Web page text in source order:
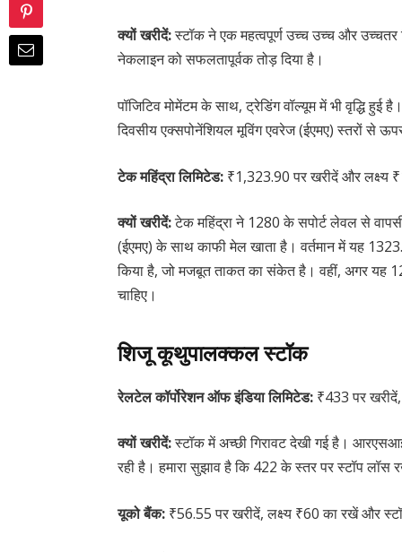
क्यों खरीदें:स्टॉक ने एक महत्वपूर्ण उच्च उच्च और उच्चतर
नेकलाइन को सफलतापूर्वक तोड़ दिया है।
पॉजिटिव मोमेंटम के साथ, ट्रेडिंग वॉल्यूम में भी वृद्धि
दिवसीय एक्सपोनेंशियल मूविंग एवरेज (ईएमए) स्तरों से
टेक महिंद्रा लिमिटेड: ₹1,323.90 पर खरीदें और लक्ष्य
क्यों खरीदें:टेक महिंद्रा ने 1280 के सपोर्ट लेवल से
(ईएमए) के साथ काफी मेल खाता है। वर्तमान में यह
किया है, जो मजबूत ताकत का संकेत है। वहीं, अगर यह
चाहिए।
शिजू कूथुपालक्कल स्टॉक
रेलटेल कॉर्पोरेशन ऑफ इंडिया लिमिटेड: ₹433 पर
क्यों खरीदें:स्टॉक में अच्छी गिरावट देखी गई है।
रही है। हमारा सुझाव है कि 422 के स्तर पर स्टॉप
यूको बैंक: ₹56.55 पर खरीदें, लक्ष्य ₹60 का रखें और